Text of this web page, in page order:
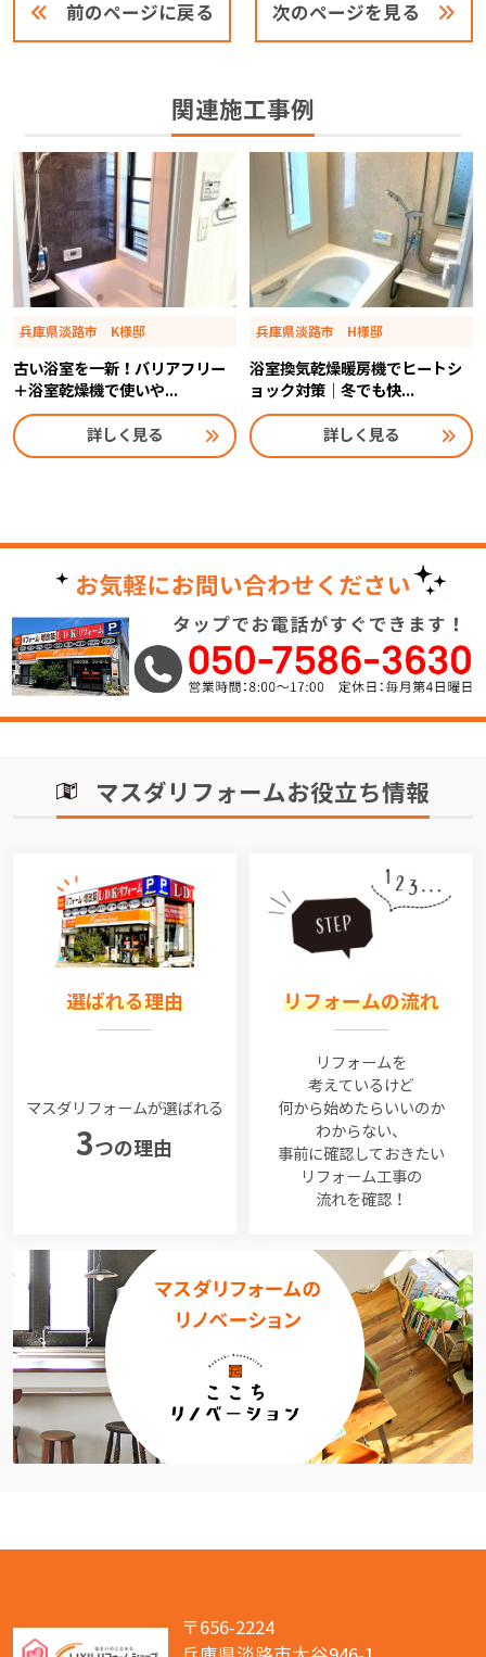
前のページに戻る 次のページを見る
関連施工事例
兵庫県淡路市 K様邸
古い浴室を一新！バリアフリー
＋浴室乾燥機で使いや...
詳しく見る
兵庫県淡路市 H様邸
浴室換気乾燥暖房機でヒートシ
ョック対策｜冬でも快...
詳しく見る
マスダリフォームお役立ち情報
選ばれる理由
マスダリフォームが選ばれる
3つの理由
リフォームの流れ
リフォームを
考えているけど
何から始めたらいいのか
わからない、
事前に確認しておきたい
リフォーム工事の
流れを確認！
〒656-2224